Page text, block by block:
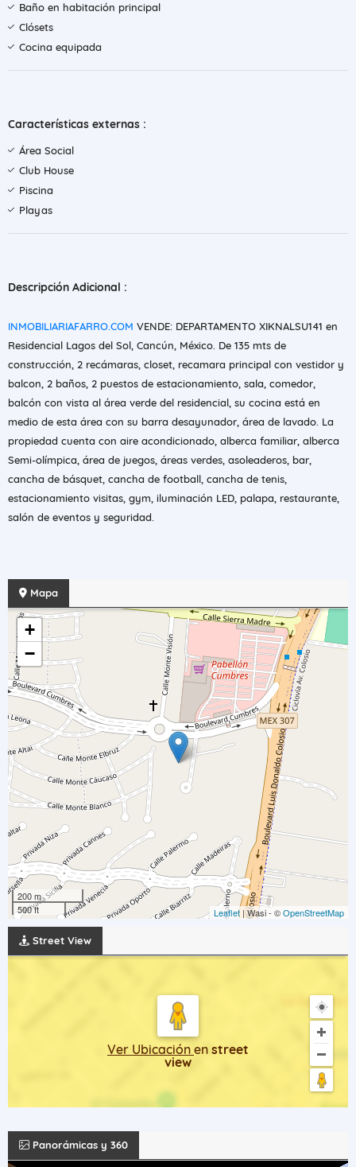
Baño en habitación principal
Clósets
Cocina equipada
Características externas :
Área Social
Club House
Piscina
Playas
Descripción Adicional :
INMOBILIARIAFARRO.COM VENDE: DEPARTAMENTO XIKNALSU141 en
Residencial Lagos del Sol, Cancún, México. De 135 mts de
construcción, 2 recámaras, closet, recamara principal con vestidor y
balcon, 2 baños, 2 puestos de estacionamiento, sala, comedor,
balcón con vista al área verde del residencial, su cocina está en
medio de esta área con su barra desayunador, área de lavado. La
propiedad cuenta con aire acondicionado, alberca familiar, alberca
Semi-olímpica, área de juegos, áreas verdes, asoleaderos, bar,
cancha de básquet, cancha de football, cancha de tenis,
estacionamiento visitas, gym, iluminación LED, palapa, restaurante,
salón de eventos y seguridad.
Mapa
+
−
200 m
500 ft
Leaflet | Wasi - ©OpenStreetMap
Street View
Ver Ubicación en street
view
Panorámicas y 360